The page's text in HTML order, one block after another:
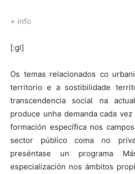
+ info
[:gl]
Os temas relacionados co
territorio e a sostibilidade
transcendencia social na
produce unha demanda cada
formación específica nos
sector público coma no
preséntase un programa
especialización nos ámbitos